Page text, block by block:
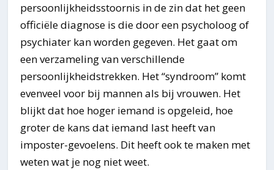
persoonlijkheidsstoornis in de zin dat het geen
officiële diagnose is die door een psycholoog of
psychiater kan worden gegeven. Het gaat om
een verzameling van verschillende
persoonlijkheidstrekken. Het “syndroom” komt
evenveel voor bij mannen als bij vrouwen. Het
blijkt dat hoe hoger iemand is opgeleid, hoe
groter de kans dat iemand last heeft van
imposter-gevoelens. Dit heeft ook te maken met
weten wat je nog niet weet.